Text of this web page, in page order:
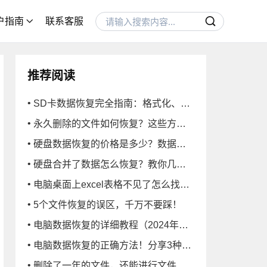
指南
数据恢复硬盘数据恢复 U盘/SD卡数据恢复 电脑技巧
联系客服
推荐阅读
SD卡数据恢复完全指南：格式化、误删等全场景解决方案
永久删除的文件如何恢复？这些方法很实用
硬盘数据恢复的价格是多少？数据恢复的报价和恢复方法
硬盘合并了数据怎么恢复？教你几招搞定
电脑桌面上excel表格不见了怎么找回？
5个文件恢复的误区，千万不要踩！
电脑数据恢复的详细教程（2024年版）！数据恢复小白必看！
电脑数据恢复的正确方法！分享3种常用的！